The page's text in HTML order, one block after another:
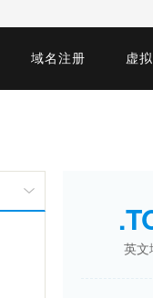
域名注册 虚
英文